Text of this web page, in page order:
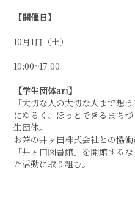
【開催日】
10月1日（土）
10:00~17:00
【学生団体ari】
「大切な人の大切な人まで想
にゆるく、ほっとできるまち
生団体。
お茶の井ヶ田株式会社との協
「井ヶ田図書館」を開館する
た活動に取り組む。